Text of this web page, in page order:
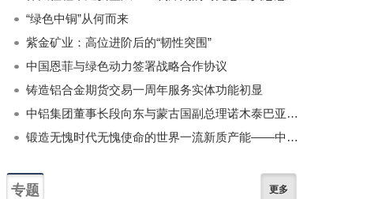
“绿色中铜”从何而来
紫金矿业：高位进阶后的“韧性突围”
中国恩菲与绿色动力签署战略合作协议
铸造铝合金期货交易一周年服务实体功能初显
中铝集团董事长段向东与蒙古国副总理诺木泰巴亚尔举行会谈
锻造无愧时代无愧使命的世界一流新质产能——中国有色金属工业的战略应对与破局之道（二）
专题 更多